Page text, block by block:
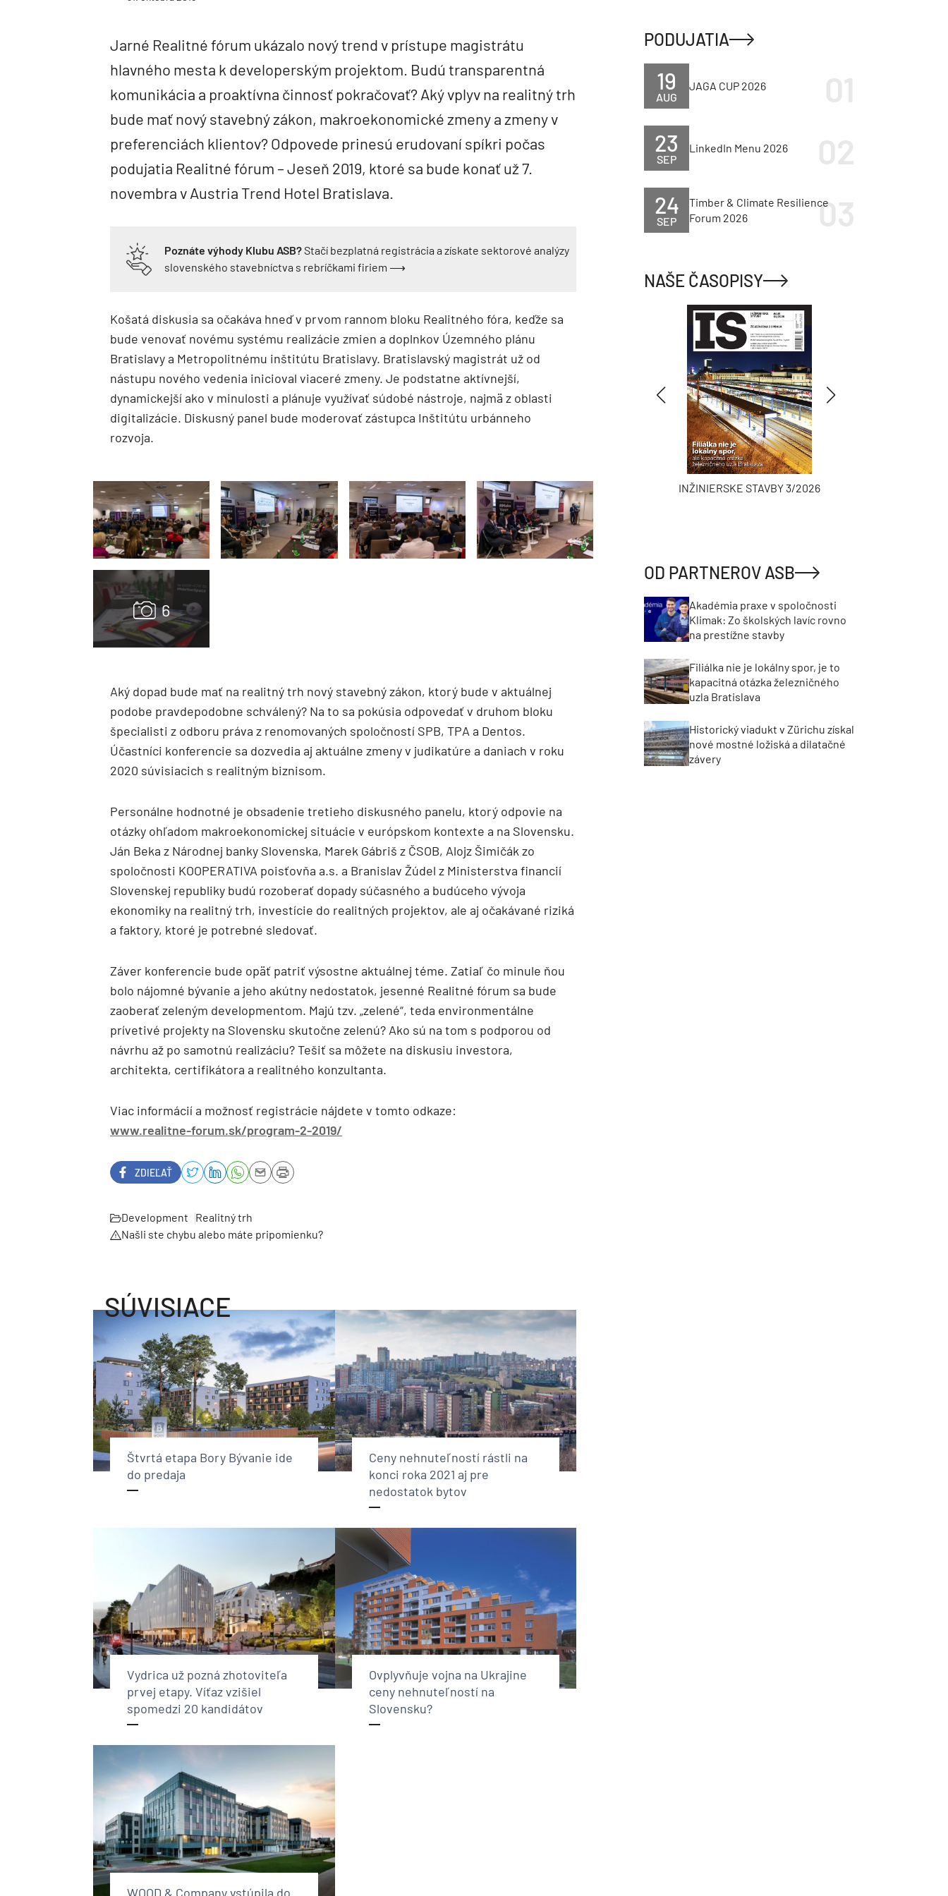
Jarné Realitné fórum ukázalo nový trend v prístupe magistrátu
hlavného mesta k developerským projektom. Budú transparentná
komunikácia a proaktívna činnosť pokračovať? Aký vplyv na realitný trh
bude mať nový stavebný zákon, makroekonomické zmeny a zmeny v
preferenciách klientov? Odpovede prinesú erudovaní spíkri počas
podujatia Realitné fórum – Jeseň 2019, ktoré sa bude konať už 7.
novembra v Austria Trend Hotel Bratislava.
Poznáte výhody Klubu ASB?Stačí bezplatná registrácia a získate sektorové analýzy
slovenského stavebníctva s rebríčkami firiem ⟶
Košatá diskusia sa očakáva hneď v prvom rannom bloku Realitného fóra, keďže sa
bude venovať novému systému realizácie zmien a doplnkov Územného plánu
Bratislavy a Metropolitnému inštitútu Bratislavy. Bratislavský magistrát už od
nástupu nového vedenia inicioval viaceré zmeny. Je podstatne aktívnejší,
dynamickejší ako v minulosti a plánuje využívať súdobé nástroje, najmä z oblasti
digitalizácie. Diskusný panel bude moderovať zástupca Inštitútu urbánneho
rozvoja.
Aký dopad bude mať na realitný trh nový stavebný zákon, ktorý bude v aktuálnej
podobe pravdepodobne schválený? Na to sa pokúsia odpovedať v druhom bloku
špecialisti z odboru práva z renomovaných spoločností SPB, TPA a Dentos.
Účastníci konferencie sa dozvedia aj aktuálne zmeny v judikatúre a daniach v roku
2020 súvisiacich s realitným biznisom.
Personálne hodnotné je obsadenie tretieho diskusného panelu, ktorý odpovie na
otázky ohľadom makroekonomickej situácie v európskom kontexte a na Slovensku.
Ján Beka z Národnej banky Slovenska, Marek Gábriš z ČSOB, Alojz Šimičák zo
spoločnosti KOOPERATIVA poisťovňa a.s. a Branislav Žúdel z Ministerstva financií
Slovenskej republiky budú rozoberať dopady súčasného a budúceho vývoja
ekonomiky na realitný trh, investície do realitných projektov, ale aj očakávané riziká
a faktory, ktoré je potrebné sledovať.
Záver konferencie bude opäť patriť výsostne aktuálnej téme. Zatiaľ čo minule ňou
bolo nájomné bývanie a jeho akútny nedostatok, jesenné Realitné fórum sa bude
zaoberať zeleným developmentom. Majú tzv. „zelené“, teda environmentálne
prívetivé projekty na Slovensku skutočne zelenú? Ako sú na tom s podporou od
návrhu až po samotnú realizáciu? Tešiť sa môžete na diskusiu investora,
architekta, certifikátora a realitného konzultanta.
Viac informácií a možnosť registrácie nájdete v tomto odkaze:
www.realitne-forum.sk/program-2-2019/
ZDIEĽAŤ
Development
Realitný trh
Našli ste chybu alebo máte pripomienku?
SÚVISIACE
Štvrtá etapa Bory Bývanie ide
do predaja
Ceny nehnuteľností rástli na
konci roka 2021 aj pre
nedostatok bytov
Vydrica už pozná zhotoviteľa
prvej etapy. Víťaz vzišiel
spomedzi 20 kandidátov
Ovplyvňuje vojna na Ukrajine
ceny nehnuteľností na
Slovensku?
WOOD & Company vstúpila do
PODUJATIA
AUG
19 JAGA CUP 2026
SEP
23 LinkedIn Menu 2026
SEP
24
Timber & Climate Resilience
Forum 2026
NAŠE ČASOPISY
TZB HAUSTECHNIK 3/2026 INŽINIERSKE STAVBY 3/2026
OD PARTNEROV ASB
Akadémia praxe v spoločnosti
Klimak: Zo školských lavíc rovno
na prestížne stavby
Filiálka nie je lokálny spor, je to
kapacitná otázka železničného
uzla Bratislava
Historický viadukt v Zürichu získal
nové mostné ložiská a dilatačné
závery